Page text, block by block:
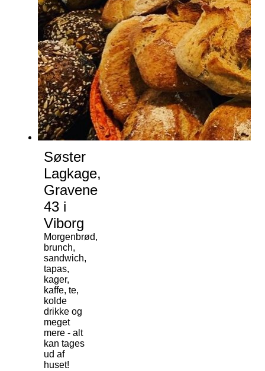
Søster
Lagkage,
Gravene
43 i
Viborg
Morgenbrød,
brunch,
sandwich,
tapas,
kager,
kaffe, te,
kolde
drikke og
meget
mere - alt
kan tages
ud af
huset!